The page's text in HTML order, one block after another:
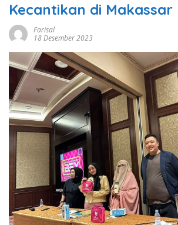
Kecantikan di Makassar
Farisal
18 Desember 2023